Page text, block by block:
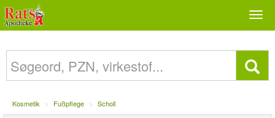
Kosmetik Fußpflege Scholl